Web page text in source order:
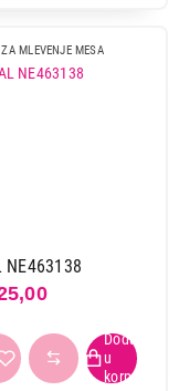
MLEVENJE MESA
NE463138